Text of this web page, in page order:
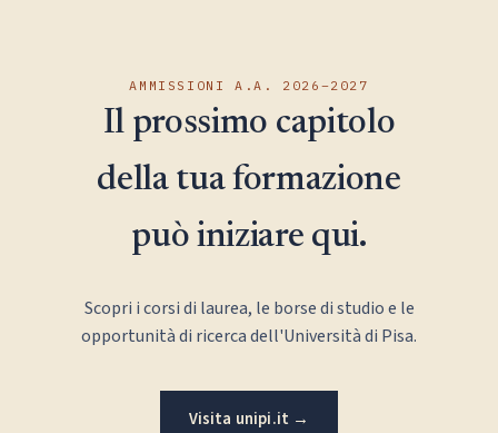
AMMISSIONI A.A. 2026–2027
Il prossimo capitolo
della tua formazione
può iniziare qui.
Scopri i corsi di laurea, le borse di studio e le
opportunità di ricerca dell'Università di Pisa.
Visita unipi.it →